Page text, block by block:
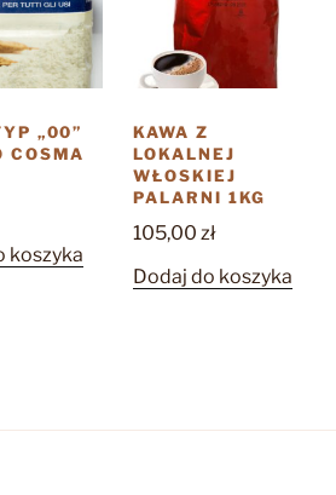
„00”
COSMA
koszyka
KAWA Z
LOKALNEJ
WŁOSKIEJ
PALARNI 1KG
105,00 zł
Dodaj do koszyka